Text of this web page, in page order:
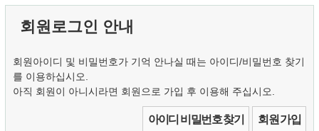
회원로그인 안내
회원아이디 및 비밀번호가 기억 안나실 때는 아이디/비밀번호 찾기
를 이용하십시오.
아직 회원이 아니시라면 회원으로 가입 후 이용해 주십시오.
아이디 비밀번호 찾기 회원 가입